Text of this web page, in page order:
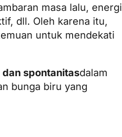
masa lalu, energi
dll. Oleh karena itu,
untuk mendekati
spontanitasdalam
bunga biru yang